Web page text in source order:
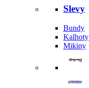
Slevy
Bundy
Kalhoty
Mikiny